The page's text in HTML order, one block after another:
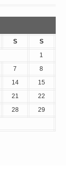
S
S
1
7
8
14
15
21
22
28
29